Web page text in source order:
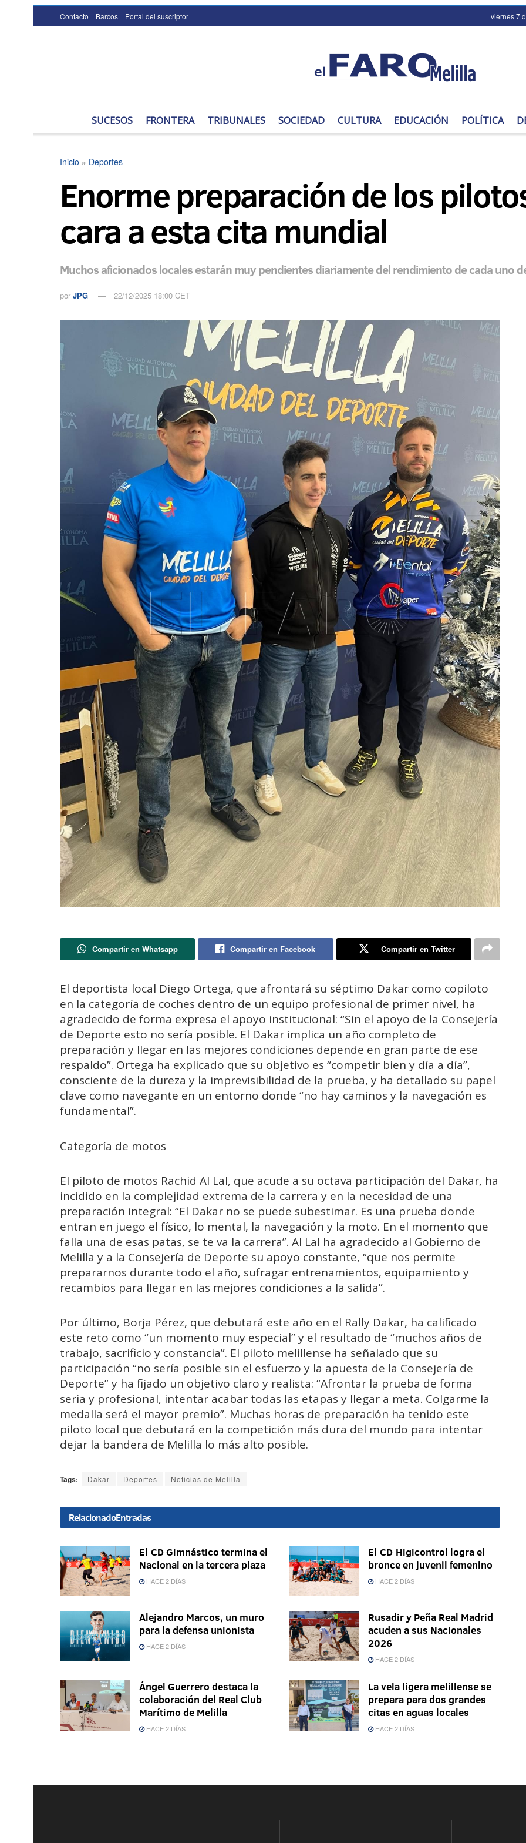
Contacto Barcos Portal del suscriptor viernes 7
SUCESOS FRONTERA TRIBUNALES SOCIEDAD CULTURA EDUCACIÓN POLÍTICA
Inicio » Deportes
Enorme preparación de los
cara a esta cita mundial
Muchos aficionados locales estarán muy pendientes diariamente del rendimiento de cada uno
por JPG 22/12/2025 18:00 CET
Compartir en Whatsapp Compartir en Facebook Compartir en Twitter
El deportista local Diego Ortega, que afrontará su séptimo Dakar como copiloto
en la categoría de coches dentro de un equipo profesional de primer nivel, ha
agradecido de forma expresa el apoyo institucional: “Sin el apoyo de la Consejería
de Deporte esto no sería posible. El Dakar implica un año completo de
preparación y llegar en las mejores condiciones depende en gran parte de ese
respaldo”. Ortega ha explicado que su objetivo es “competir bien y día a día”,
consciente de la dureza y la imprevisibilidad de la prueba, y ha detallado su papel
clave como navegante en un entorno donde “no hay caminos y la navegación es
fundamental”.
Categoría de motos
El piloto de motos Rachid Al Lal, que acude a su octava participación del Dakar, ha
incidido en la complejidad extrema de la carrera y en la necesidad de una
preparación integral: “El Dakar no se puede subestimar. Es una prueba donde
entran en juego el físico, lo mental, la navegación y la moto. En el momento que
falla una de esas patas, se te va la carrera”. Al Lal ha agradecido al Gobierno de
Melilla y a la Consejería de Deporte su apoyo constante, “que nos permite
prepararnos durante todo el año, sufragar entrenamientos, equipamiento y
recambios para llegar en las mejores condiciones a la salida”.
Por último, Borja Pérez, que debutará este año en el Rally Dakar, ha calificado
este reto como “un momento muy especial” y el resultado de “muchos años de
trabajo, sacrificio y constancia”. El piloto melillense ha señalado que su
participación “no sería posible sin el esfuerzo y la apuesta de la Consejería de
Deporte” y ha fijado un objetivo claro y realista: “Afrontar la prueba de forma
seria y profesional, intentar acabar todas las etapas y llegar a meta. Colgarme la
medalla será el mayor premio”. Muchas horas de preparación ha tenido este
piloto local que debutará en la competición más dura del mundo para intentar
dejar la bandera de Melilla lo más alto posible.
Tags: Dakar Deportes Noticias de Melilla
RelacionadoEntradas
El CD Gimnástico termina el
Nacional en la tercera plaza
HACE 2 DÍAS
El CD Higicontrol logra el
bronce en juvenil femenino
HACE 2 DÍAS
Alejandro Marcos, un muro
para la defensa unionista
HACE 2 DÍAS
Rusadir y Peña Real Madrid
acuden a sus Nacionales
2026
HACE 2 DÍAS
Ángel Guerrero destaca la
colaboración del Real Club
Marítimo de Melilla
HACE 2 DÍAS
La vela ligera melillense se
prepara para dos grandes
citas en aguas locales
HACE 2 DÍAS